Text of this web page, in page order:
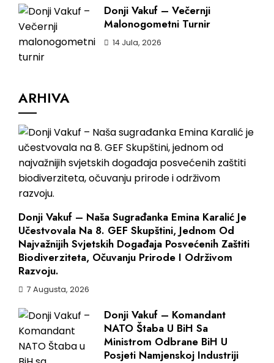
Donji Vakuf – Večernji
Malonogometni Turnir
14 Jula, 2026
ARHIVA
Donji Vakuf – Naša Sugrađanka Emina Karalić Je
Učestvovala Na 8. GEF Skupštini, Jednom Od
Najvažnijih Svjetskih Događaja Posvećenih Zaštiti
Biodiverziteta, Očuvanju Prirode I Održivom
Razvoju.
7 Augusta, 2026
Donji Vakuf – Komandant
NATO Štaba U BiH Sa
Ministrom Odbrane BiH U
Posjeti Namjenskoj Industriji